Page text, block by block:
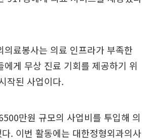
의료봉사는 의료 인프라가 부족한
에게 무상 진료 기회를 제공하기 위
작된 사업이다.
만원 규모의 사업비를 투입해 의
. 이번 활동에는 대한정형외과의사